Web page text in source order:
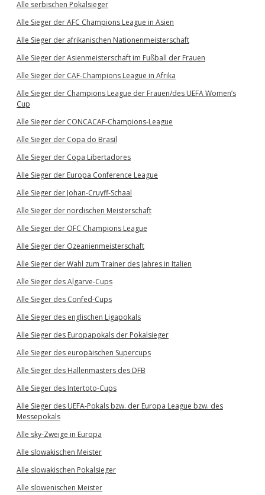
Alle serbischen Pokalsieger
Alle Sieger der AFC Champions League in Asien
Alle Sieger der afrikanischen Nationenmeisterschaft
Alle Sieger der Asienmeisterschaft im Fußball der Frauen
Alle Sieger der CAF-Champions League in Afrika
Alle Sieger der Champions League der Frauen/des UEFA Women’s
Cup
Alle Sieger der CONCACAF-Champions-League
Alle Sieger der Copa do Brasil
Alle Sieger der Copa Libertadores
Alle Sieger der Europa Conference League
Alle Sieger der Johan-Cruyff-Schaal
Alle Sieger der nordischen Meisterschaft
Alle Sieger der OFC Champions League
Alle Sieger der Ozeanienmeisterschaft
Alle Sieger der Wahl zum Trainer des Jahres in Italien
Alle Sieger des Algarve-Cups
Alle Sieger des Confed-Cups
Alle Sieger des englischen Ligapokals
Alle Sieger des Europapokals der Pokalsieger
Alle Sieger des europäischen Supercups
Alle Sieger des Hallenmasters des DFB
Alle Sieger des Intertoto-Cups
Alle Sieger des UEFA-Pokals bzw. der Europa League bzw. des
Messepokals
Alle sky-Zweige in Europa
Alle slowakischen Meister
Alle slowakischen Pokalsieger
Alle slowenischen Meister